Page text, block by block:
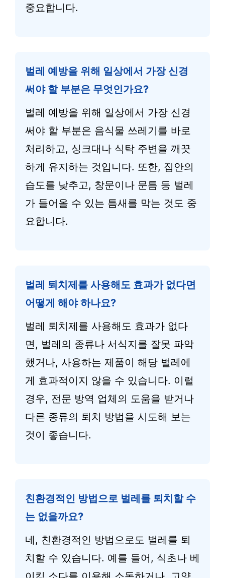
중요합니다.
벌레 예방을 위해 일상에서 가장 신경
써야 할 부분은 무엇인가요?
벌레 예방을 위해 일상에서 가장 신경
써야 할 부분은 음식물 쓰레기를 바로
처리하고, 싱크대나 식탁 주변을 깨끗
하게 유지하는 것입니다. 또한, 집안의
습도를 낮추고, 창문이나 문틈 등 벌레
가 들어올 수 있는 틈새를 막는 것도 중
요합니다.
벌레 퇴치제를 사용해도 효과가 없다면
어떻게 해야 하나요?
벌레 퇴치제를 사용해도 효과가 없다
면, 벌레의 종류나 서식지를 잘못 파악
했거나, 사용하는 제품이 해당 벌레에
게 효과적이지 않을 수 있습니다. 이럴
경우, 전문 방역 업체의 도움을 받거나
다른 종류의 퇴치 방법을 시도해 보는
것이 좋습니다.
친환경적인 방법으로 벌레를 퇴치할 수
는 없을까요?
네, 친환경적인 방법으로도 벌레를 퇴
치할 수 있습니다. 예를 들어, 식초나 베